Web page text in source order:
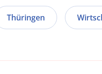
Thüringen